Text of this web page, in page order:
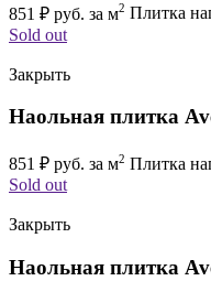
851 ₽ руб. за м2 Плитка
Sold out
Закрыть
Наольная плитка
851 ₽ руб. за м2 Плитка
Sold out
Закрыть
Наольная плитка